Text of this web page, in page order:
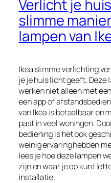
Verlicht je
slimme
lampen van
Ikea slimme verlichting
je je huis licht geeft. Deze
werken niet alleen met
een app of
van Ikea is betaalbaar en
past in veel woningen.
bediening is het ook
weinig ervaring hebben
lees je hoe deze lampen
zijn en waar je op kunt
installatie.